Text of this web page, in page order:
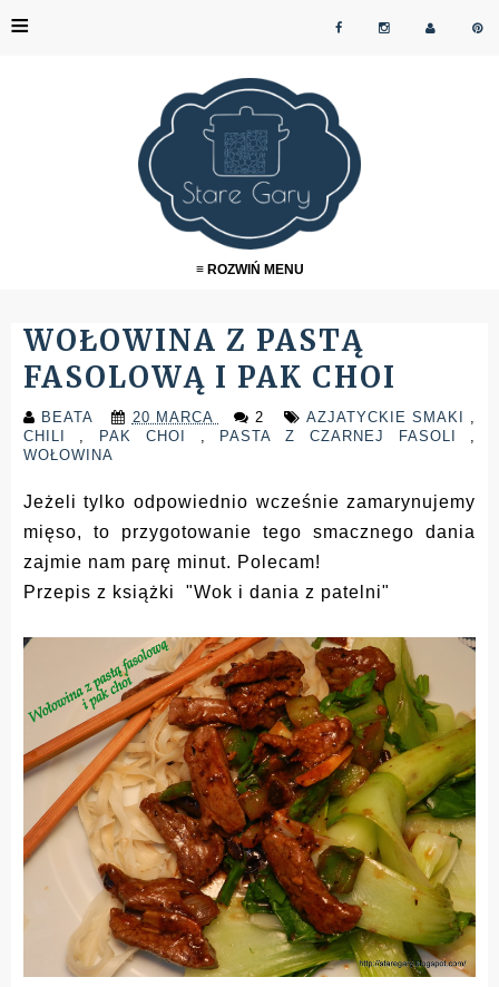
≡
≡ ROZWIŃ MENU
WOŁOWINA Z PASTĄ
FASOLOWĄ I PAK CHOI
BEATA 20 MARCA 2 AZJATYCKIE SMAKI ,
CHILI , PAK CHOI , PASTA Z CZARNEJ FASOLI ,
WOŁOWINA
Jeżeli tylko odpowiednio wcześnie zamarynujemy
mięso, to przygotowanie tego smacznego dania
zajmie nam parę minut. Polecam!
Przepis z książki "Wok i dania z patelni"